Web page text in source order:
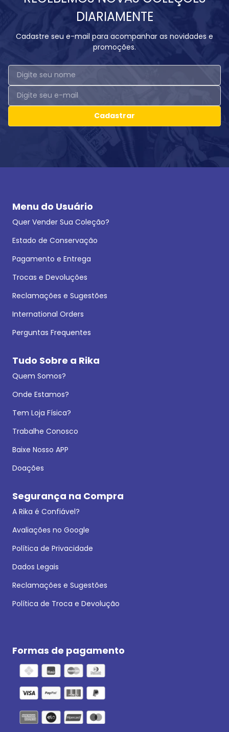
DIARIAMENTE
Cadastre seu e-mail para acompanhar as novidades e
promoções.
Cadastrar
Menu do Usuário
Quer Vender Sua Coleção?
Estado de Conservação
Pagamento e Entrega
Trocas e Devoluções
Reclamações e Sugestões
International Orders
Perguntas Frequentes
Tudo Sobre a Rika
Quem Somos?
Onde Estamos?
Tem Loja Física?
Trabalhe Conosco
Baixe Nosso APP
Doações
Segurança na Compra
A Rika é Confiável?
Avaliações no Google
Política de Privacidade
Dados Legais
Reclamações e Sugestões
Política de Troca e Devolução
Formas de pagamento